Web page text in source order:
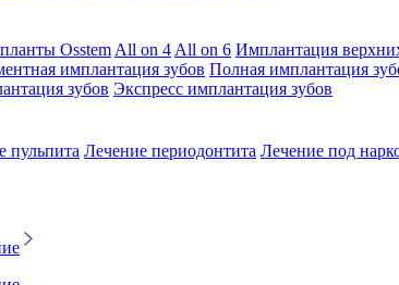
Osstem All on 4 All on 6 Имплантация
имплантация зубов Полная имплантация
зубов Экспресс имплантация зубов
пульпита Лечение периодонтита Лечение под